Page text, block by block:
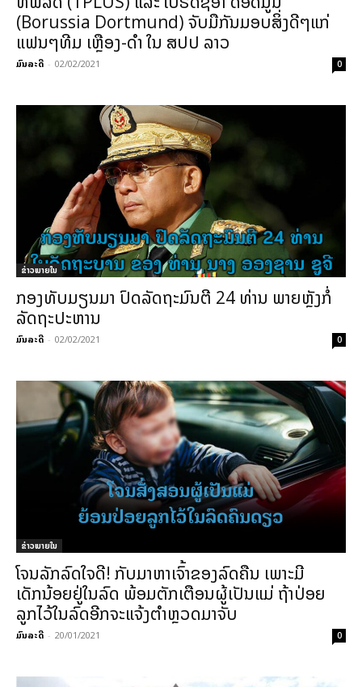
(Borussia Dortmund) ຈັບມືກັນມອບສິ່ງດີໆແກ່
ແຟນໆທີມ ເຫຼືອງ-ດໍາ ໃນ ສປປ ລາວ
ມົນລະດີ - 02/02/2021 0
ຂ່າວພາຍ​ໃນ
ກອງທັບມຽນມາ ປົດລັດຖະມົນຕີ 24 ທ່ານ ພາຍຫຼັງກໍ່
ລັດຖະປະຫານ
ມົນລະດີ - 02/02/2021 0
ຂ່າວພາຍ​ໃນ
ໂຈນລັກລົດໃຈດີ! ກັບມາຫາເຈົ້າຂອງລົດຄືນ ເພາະມີ
ເດັກນ້ອຍຢູ່ໃນລົດ ພ້ອມຕັກເຕືອນຜູ້ເປັນແມ່ ຖ້າປ່ອຍ
ລູກໄວ້ໃນລົດອີກຈະແຈ້ງຕຳຫຼວດມາຈັບ
ມົນລະດີ - 20/01/2021 0